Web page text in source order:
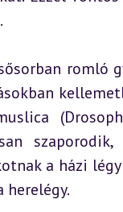
romló
a házi
herelégy.